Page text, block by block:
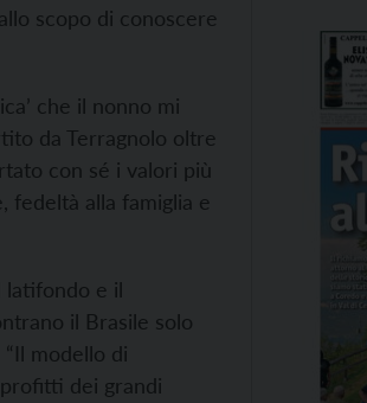
scopo di conoscere
che il nonno mi
da Terragnolo oltre
con sé i valori più
fedeltà alla famiglia e
latifondo e il
il Brasile solo
modello di
dei grandi